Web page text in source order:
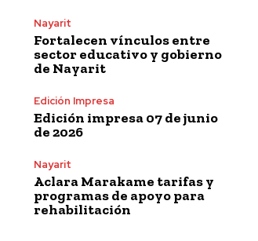
Nayarit
Fortalecen vínculos entre
sector educativo y gobierno
de Nayarit
Edición Impresa
Edición impresa 07 de junio
de 2026
Nayarit
Aclara Marakame tarifas y
programas de apoyo para
rehabilitación